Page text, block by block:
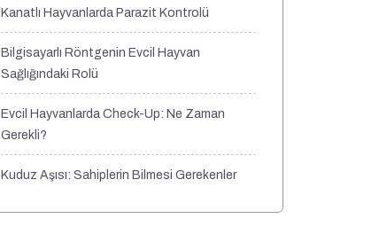
Kanatlı Hayvanlarda Parazit Kontrolü
Bilgisayarlı Röntgenin Evcil Hayvan
Sağlığındaki Rolü
Evcil Hayvanlarda Check-Up: Ne Zaman
Gerekli?
Kuduz Aşısı: Sahiplerin Bilmesi Gerekenler